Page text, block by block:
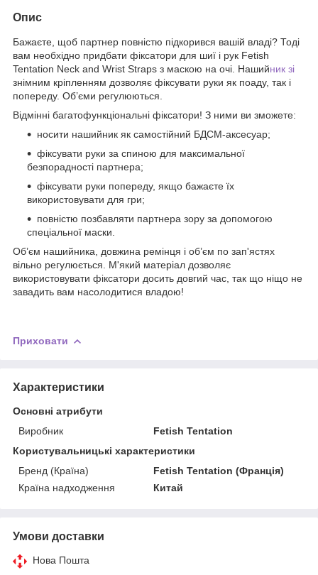
Опис
Бажаєте, щоб партнер повністю підкорився вашій владі? Тоді
вам необхідно придбати фіксатори для шиї і рук Fetish
Tentation Neck and Wrist Straps з маскою на очі. Нашийник зі
знімним кріпленням дозволяє фіксувати руки як поаду, так і
попереду. Об’єми регулюються.
Відмінні багатофункціональні фіксатори! З ними ви зможете:
носити нашийник як самостійний БДСМ-аксесуар;
фіксувати руки за спиною для максимальної
безпорадності партнера;
фіксувати руки попереду, якщо бажаєте їх
використовувати для гри;
повністю позбавляти партнера зору за допомогою
спеціальної маски.
Об’єм нашийника, довжина ремінця і об’єм по зап'ястях
вільно регулюється. М'який матеріал дозволяє
використовувати фіксатори досить довгий час, так що ніщо не
завадить вам насолодитися владою!
Приховати
Характеристики
Основні атрибути
Виробник
Fetish Tentation
Користувальницькі характеристики
Бренд (Країна)
Fetish Tentation (Франція)
Країна надходження
Китай
Умови доставки
Нова Пошта